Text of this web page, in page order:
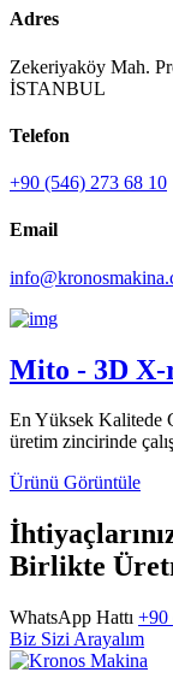
Adres
Zekeriyaköy Mah.
İSTANBUL
Telefon
+90 (546) 273 68 10
Email
Mito - 3D X-
En Yüksek Kalitede
üretim zincirinde
Ürünü Görüntüle
Birlikte
WhatsApp Hattı +90
Biz Sizi Arayalım